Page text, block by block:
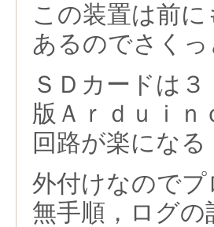
この装置は前
あるのでさく
ＳＤカードは
版Ａｒｄｕｉ
回路が楽になる
外付けなので
無手順，ログ